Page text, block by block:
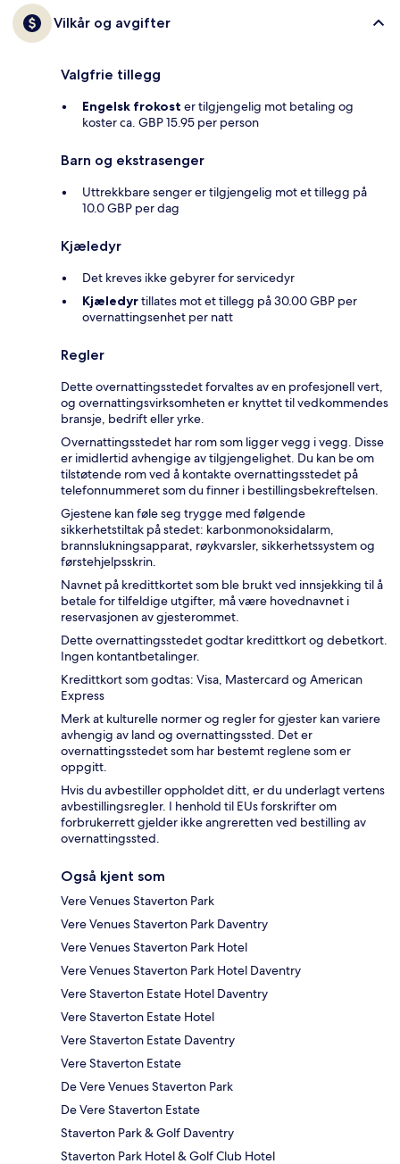
Vilkår og avgifter
Valgfrie tillegg
Engelsk frokost er tilgjengelig mot betaling og
koster ca. GBP 15.95 per person
Barn og ekstrasenger
Uttrekkbare senger er tilgjengelig mot et tillegg på
10.0 GBP per dag
Kjæledyr
Det kreves ikke gebyrer for servicedyr
Kjæledyrtillates mot et tillegg på 30.00 GBP per
overnattingsenhet per natt
Regler
Dette overnattingsstedet forvaltes av en profesjonell vert,
og overnattingsvirksomheten er knyttet til vedkommendes
bransje, bedrift eller yrke.
Overnattingsstedet har rom som ligger vegg i vegg. Disse
er imidlertid avhengige av tilgjengelighet. Du kan be om
tilstøtende rom ved å kontakte overnattingsstedet på
telefonnummeret som du finner i bestillingsbekreftelsen.
Gjestene kan føle seg trygge med følgende
sikkerhetstiltak på stedet: karbonmonoksidalarm,
brannslukningsapparat, røykvarsler, sikkerhetssystem og
førstehjelpsskrin.
Navnet på kredittkortet som ble brukt ved innsjekking til å
betale for tilfeldige utgifter, må være hovednavnet i
reservasjonen av gjesterommet.
Dette overnattingsstedet godtar kredittkort og debetkort.
Ingen kontantbetalinger.
Kredittkort som godtas: Visa, Mastercard og American
Express
Merk at kulturelle normer og regler for gjester kan variere
avhengig av land og overnattingssted. Det er
overnattingsstedet som har bestemt reglene som er
oppgitt.
Hvis du avbestiller oppholdet ditt, er du underlagt vertens
avbestillingsregler. I henhold til EUs forskrifter om
forbrukerrett gjelder ikke angreretten ved bestilling av
overnattingssted.
Også kjent som
Vere Venues Staverton Park
Vere Venues Staverton Park Daventry
Vere Venues Staverton Park Hotel
Vere Venues Staverton Park Hotel Daventry
Vere Staverton Estate Hotel Daventry
Vere Staverton Estate Hotel
Vere Staverton Estate Daventry
Vere Staverton Estate
De Vere Venues Staverton Park
De Vere Staverton Estate
Staverton Park & Golf Daventry
Staverton Park Hotel & Golf Club Hotel